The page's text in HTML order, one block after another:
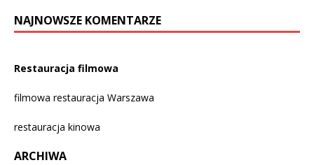
NAJNOWSZE KOMENTARZE
Restauracja filmowa
filmowa restauracja Warszawa
restauracja kinowa
ARCHIWA